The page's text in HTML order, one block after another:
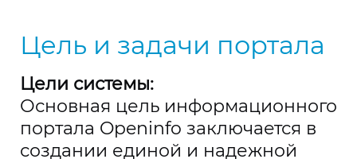
Цель и задачи портала
Цели системы:
Основная цель информационного
портала Openinfo заключается в
создании единой и надежной